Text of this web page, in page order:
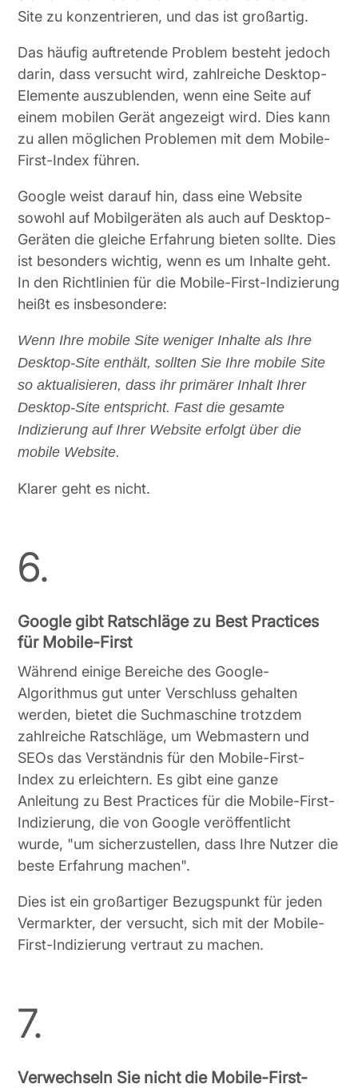
Site zu konzentrieren, und das ist großartig.
Das häufig auftretende Problem besteht jedoch
darin, dass versucht wird, zahlreiche Desktop-
Elemente auszublenden, wenn eine Seite auf
einem mobilen Gerät angezeigt wird. Dies kann
zu allen möglichen Problemen mit dem Mobile-
First-Index führen.
Google weist darauf hin, dass eine Website
sowohl auf Mobilgeräten als auch auf Desktop-
Geräten die gleiche Erfahrung bieten sollte. Dies
ist besonders wichtig, wenn es um Inhalte geht.
In den Richtlinien für die Mobile-First-Indizierung
heißt es insbesondere:
Wenn Ihre mobile Site weniger Inhalte als Ihre
Desktop-Site enthält, sollten Sie Ihre mobile Site
so aktualisieren, dass ihr primärer Inhalt Ihrer
Desktop-Site entspricht. Fast die gesamte
Indizierung auf Ihrer Website erfolgt über die
mobile Website.
Klarer geht es nicht.
6.
Google gibt Ratschläge zu Best Practices
für Mobile-First
Während einige Bereiche des Google-
Algorithmus gut unter Verschluss gehalten
werden, bietet die Suchmaschine trotzdem
zahlreiche Ratschläge, um Webmastern und
SEOs das Verständnis für den Mobile-First-
Index zu erleichtern. Es gibt eine ganze
Anleitung zu Best Practices für die Mobile-First-
Indizierung, die von Google veröffentlicht
wurde, "um sicherzustellen, dass Ihre Nutzer die
beste Erfahrung machen".
Dies ist ein großartiger Bezugspunkt für jeden
Vermarkter, der versucht, sich mit der Mobile-
First-Indizierung vertraut zu machen.
7.
Verwechseln Sie nicht die Mobile-First-